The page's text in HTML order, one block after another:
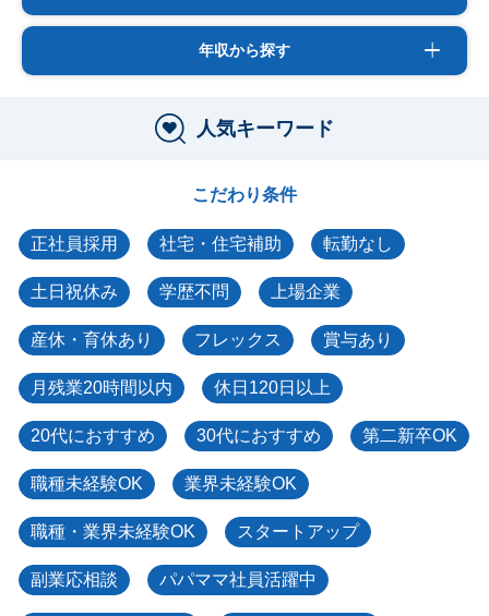
年収から探す
人気キーワード
こだわり条件
正社員採用 社宅・住宅補助 転勤なし
土日祝休み 学歴不問 上場企業
産休・育休あり フレックス 賞与あり
月残業20時間以内 休日120日以上
20代におすすめ 30代におすすめ 第二新卒OK
職種未経験OK 業界未経験OK
職種・業界未経験OK スタートアップ
副業応相談 パパママ社員活躍中